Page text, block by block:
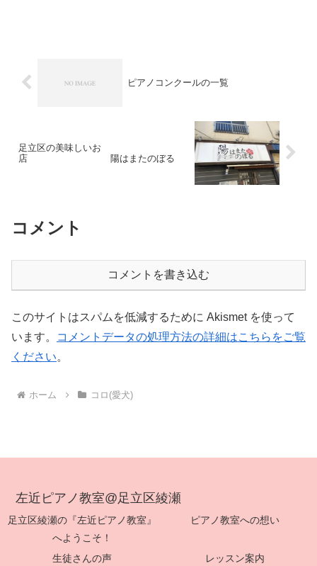
ピアノコンクールの一覧
足立区の美味しいお
店 陽はまたのぼる
コメント
コメントを書き込む
このサイトはスパムを低減するために Akismet を使って
います。
コメントデータの処理方法の詳細はこちらをご覧
ください。
ホーム コロ(愛犬)
左近ピアノ教室@足立区綾瀬
足立区綾瀬の『左近ピアノ教室』
へようこそ！
ピアノ教室への想い
生徒さんの声 レッスン案内